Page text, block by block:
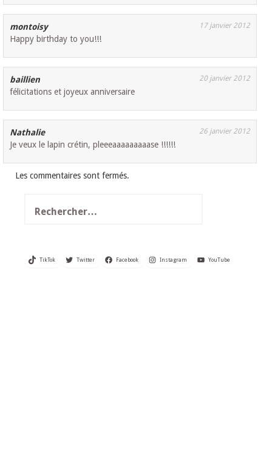
montoisy 17 janvier 2012
Happy birthday to you!!!
baillien 20 janvier 2012
félicitations et joyeux anniversaire
Nathalie 26 janvier 2012
Je veux le lapin crétin, pleeeaaaaaaaaase !!!!!!
Les commentaires sont fermés.
TikTok Twitter Facebook Instagram YouTube